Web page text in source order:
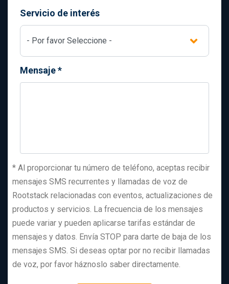
Servicio de interés
Mensaje*
* Al proporcionar tu número de teléfono, aceptas recibir
mensajes SMS recurrentes y llamadas de voz de
Rootstack relacionadas con eventos, actualizaciones de
productos y servicios. La frecuencia de los mensajes
puede variar y pueden aplicarse tarifas estándar de
mensajes y datos. Envía STOP para darte de baja de los
mensajes SMS. Si deseas optar por no recibir llamadas
de voz, por favor háznoslo saber directamente.